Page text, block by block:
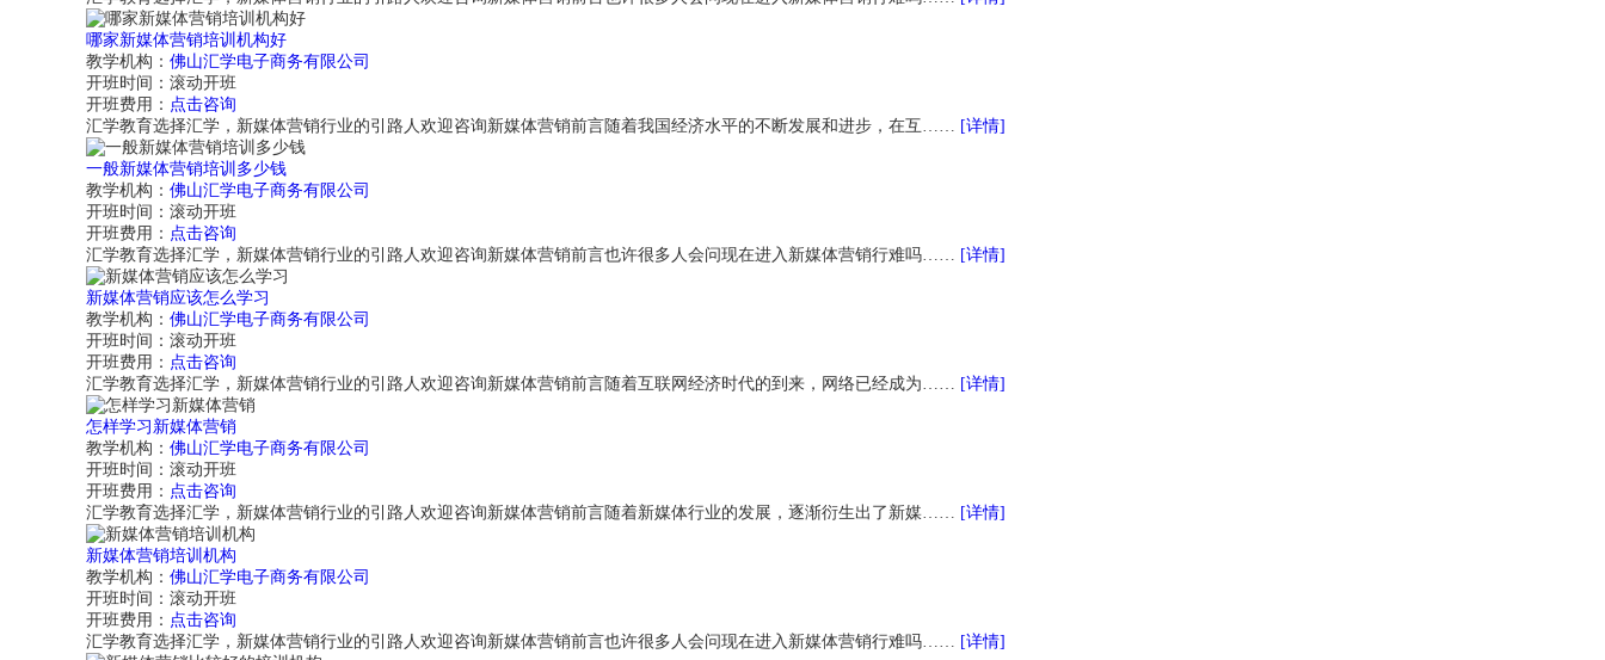
哪家新媒体营销培训机构好
教学机构： 佛山汇学电子商务有限公司
开班时间： 滚动开班
开班费用： 点击咨询
汇学教育选择汇学，新媒体营销行业的引路人欢迎咨询新媒体营销前言随着我国经济水平的不断发展和进步，在互…… [详情]
一般新媒体营销培训多少钱
教学机构： 佛山汇学电子商务有限公司
开班时间： 滚动开班
开班费用： 点击咨询
汇学教育选择汇学，新媒体营销行业的引路人欢迎咨询新媒体营销前言也许很多人会问现在进入新媒体营销行难吗…… [详情]
新媒体营销应该怎么学习
教学机构： 佛山汇学电子商务有限公司
开班时间： 滚动开班
开班费用： 点击咨询
汇学教育选择汇学，新媒体营销行业的引路人欢迎咨询新媒体营销前言随着互联网经济时代的到来，网络已经成为…… [详情]
怎样学习新媒体营销
教学机构： 佛山汇学电子商务有限公司
开班时间： 滚动开班
开班费用： 点击咨询
汇学教育选择汇学，新媒体营销行业的引路人欢迎咨询新媒体营销前言随着新媒体行业的发展，逐渐衍生出了新媒…… [详情]
新媒体营销培训机构
教学机构： 佛山汇学电子商务有限公司
开班时间： 滚动开班
开班费用： 点击咨询
汇学教育选择汇学，新媒体营销行业的引路人欢迎咨询新媒体营销前言也许很多人会问现在进入新媒体营销行难吗…… [详情]